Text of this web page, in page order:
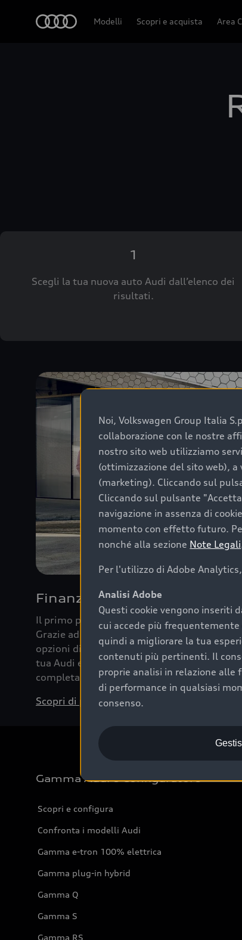
Modelli Scopri e acquista Area
1
Scegli la tua nuova auto Audi dall’elenco dei
risultati.
Finanziare la tua Audi
Il primo passo verso l’emozione di guidare
Grazie ad Audi Financial Services possiamo
opzioni di acquisto. Con Audi Value ti
tua Audi e, al termine del finanziamento,
completare l’acquisto, sostituirla o
Scopri di più
Gamma Audi e Configuratore
Scopri e configura
Confronta i modelli Audi
Gamma e-tron 100% elettrica
Gamma plug-in hybrid
Gamma Q
Gamma S
Gamma RS
Noi, Volkswagen Group Italia
collaborazione con le nostre
nostro sito web utilizziamo
(ottimizzazione del sito web),
(marketing). Cliccando sul
Cliccando sul pulsante
navigazione in assenza di
momento con effetto futuro.
nonché alla sezione Note Legali
Per l'utilizzo di Adobe
Analisi Adobe
Questi cookie vengono inseriti
cui accede più
quindi a migliorare la tua
contenuti più pertinenti. Il
proprie analisi in relazione alle
di performance in qualsiasi
consenso.